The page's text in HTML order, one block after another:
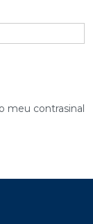
meu contrasinal